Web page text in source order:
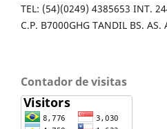
TEL: (54)(0249) 4385653 INT.
C.P. B7000GHG TANDIL BS. AS.
Contador de visitas